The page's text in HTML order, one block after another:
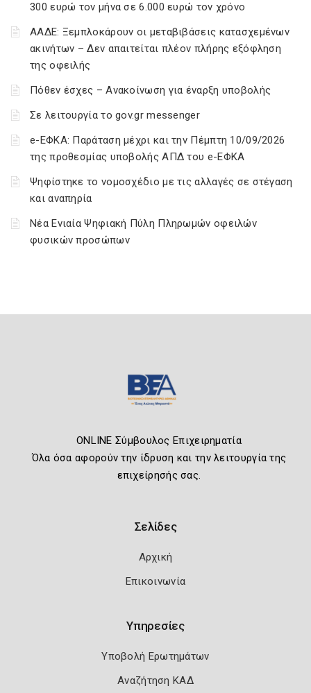
300 ευρώ τον μήνα σε 6.000 ευρώ τον χρόνο
ΑΑΔΕ: Ξεμπλοκάρουν οι μεταβιβάσεις κατασχεμένων
ακινήτων – Δεν απαιτείται πλέον πλήρης εξόφληση
της οφειλής
Πόθεν έσχες – Ανακοίνωση για έναρξη υποβολής
Σε λειτουργία το gov.gr messenger
e-ΕΦΚΑ: Παράταση μέχρι και την Πέμπτη 10/09/2026
της προθεσμίας υποβολής ΑΠΔ του e-ΕΦΚΑ
Ψηφίστηκε το νομοσχέδιο με τις αλλαγές σε στέγαση
και αναπηρία
Νέα Ενιαία Ψηφιακή Πύλη Πληρωμών οφειλών
φυσικών προσώπων
ONLINE Σύμβουλος Επιχειρηματία
Όλα όσα αφορούν την ίδρυση και την λειτουργία της
επιχείρησής σας.
Σελίδες
Αρχική
Επικοινωνία
Υπηρεσίες
Υποβολή Ερωτημάτων
Αναζήτηση ΚΑΔ